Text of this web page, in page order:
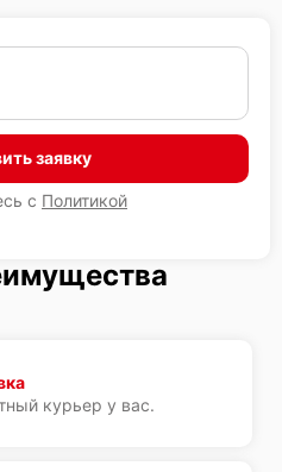
заявку
с Политикой
курьер у вас.